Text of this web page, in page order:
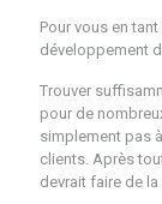
Pour vous en
développement
Trouver
pour de
simplement pas
clients. Après
devrait faire de